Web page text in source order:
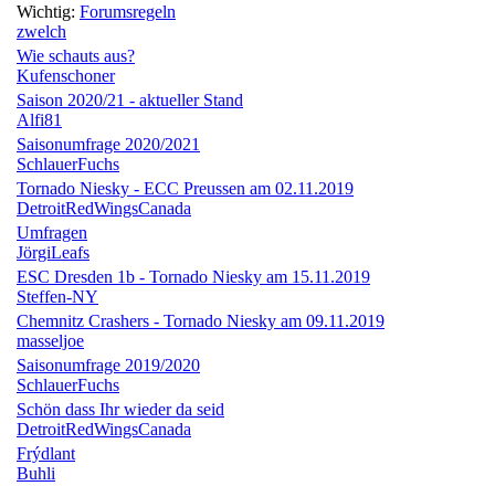
Wichtig: Forumsregeln
zwelch
Wie schauts aus?
Kufenschoner
Saison 2020/21 - aktueller Stand
Alfi81
Saisonumfrage 2020/2021
SchlauerFuchs
Tornado Niesky - ECC Preussen am 02.11.2019
DetroitRedWingsCanada
Umfragen
JörgiLeafs
ESC Dresden 1b - Tornado Niesky am 15.11.2019
Steffen-NY
Chemnitz Crashers - Tornado Niesky am 09.11.2019
masseljoe
Saisonumfrage 2019/2020
SchlauerFuchs
Schön dass Ihr wieder da seid
DetroitRedWingsCanada
Frýdlant
Buhli